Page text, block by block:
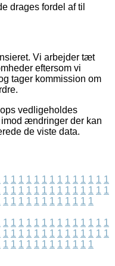
drages fordel af til
Vi arbejder tæt
eftersom vi
tager kommission om
vedligeholdes
ændringer der kan
de viste data.
1 1 1 1 1 1 1 1 1 1 1 1 1 1
1 1 1 1 1 1 1 1 1 1 1 1 1 1
1 1 1 1 1 1 1 1 1 1 1 1
1 1 1 1 1 1 1 1 1 1 1 1 1 1
1 1 1 1 1 1 1 1 1 1 1 1 1 1
1 1 1 1 1 1 1 1 1 1 1 1